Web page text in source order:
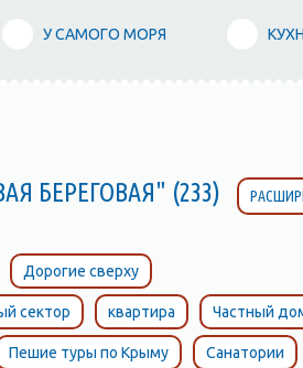
У САМОГО МОРЯ
БЕРЕГОВАЯ" (233)
Дорогие сверху
сектор квартира Частный
Пешие туры по Крыму Санатории